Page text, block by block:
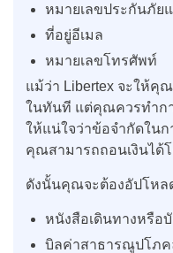
หมายเลขประกันภัย
ที่อยู่อีเมล
หมายเลขโทรศัพท์
แม้ว่า Libertex จะให้คุ
ในทันที แต่คุณควรทำก
ให้แน่ใจว่าข้อจำกัดใน
คุณสามารถถอนเงินได้
ดังนั้นคุณจะต้องอัปโหล
หนังสือเดินทางหรือ
บิลค่าสาธารณูปโภ